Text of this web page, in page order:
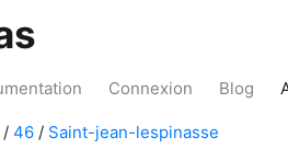
Connexion Blog
/ 46 / Saint-jean-lespinasse